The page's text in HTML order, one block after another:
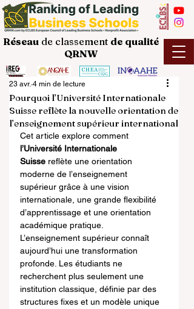
Réseau de classement de qualité
QRNW
Pourquoi l’Université Internationale
Suisse reflète la nouvelle orientation de
l’enseignement supérieur international
23 avr. 4 min de lecture
Cet article explore comment
l’Université Internationale
Suisse reflète une orientation
moderne de l’enseignement
supérieur grâce à une vision
internationale, une grande flexibilité
d’apprentissage et une orientation
académique pratique.
L’enseignement supérieur connaît
aujourd’hui une transformation
profonde. Les étudiants ne
recherchent plus seulement une
institution classique, définie par des
structures fixes et un modèle unique